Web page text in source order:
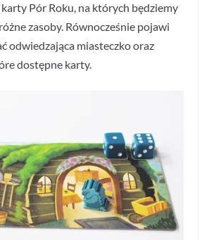
Pór Roku, na których będziemy
zasoby. Równocześnie pojawi
odwiedzająca miasteczko oraz
dostępne karty.